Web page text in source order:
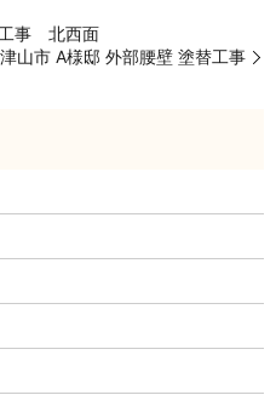
工事 北西面
津山市 A様邸 外部腰壁 塗替工事